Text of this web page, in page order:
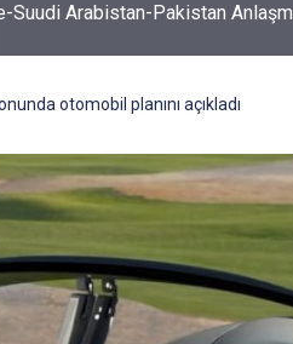
Suudi Arabistan-Pakistan
otomobil planını açıkladı